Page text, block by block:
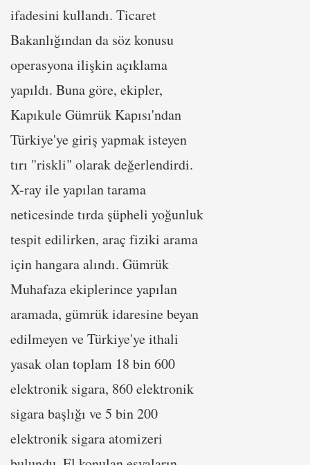
ifadesini kullandı. Ticaret
Bakanlığından da söz konusu
operasyona ilişkin açıklama
yapıldı. Buna göre, ekipler,
Kapıkule Gümrük Kapısı'ndan
Türkiye'ye giriş yapmak isteyen
tırı "riskli" olarak değerlendirdi.
X-ray ile yapılan tarama
neticesinde tırda şüpheli yoğunluk
tespit edilirken, araç fiziki arama
için hangara alındı. Gümrük
Muhafaza ekiplerince yapılan
aramada, gümrük idaresine beyan
edilmeyen ve Türkiye'ye ithali
yasak olan toplam 18 bin 600
elektronik sigara, 860 elektronik
sigara başlığı ve 5 bin 200
elektronik sigara atomizeri